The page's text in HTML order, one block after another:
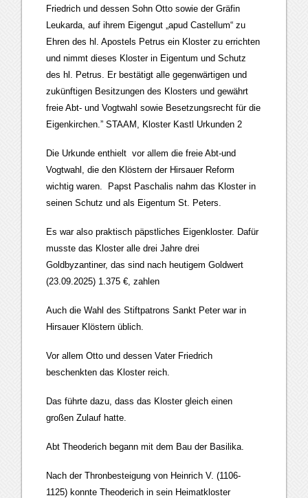
Friedrich und dessen Sohn Otto sowie der Gräfin
Leukarda, auf ihrem Eigengut „apud Castellum“ zu
Ehren des hl. Apostels Petrus ein Kloster zu errichten
und nimmt dieses Kloster in Eigentum und Schutz
des hl. Petrus. Er bestätigt alle gegenwärtigen und
zukünftigen Besitzungen des Klosters und gewährt
freie Abt- und Vogtwahl sowie Besetzungsrecht für die
Eigenkirchen.” STAAM, Kloster Kastl Urkunden 2
Die Urkunde enthielt vor allem die freie Abt-und
Vogtwahl, die den Klöstern der Hirsauer Reform
wichtig waren. Papst Paschalis nahm das Kloster in
seinen Schutz und als Eigentum St. Peters.
Es war also praktisch päpstliches Eigenkloster. Dafür
musste das Kloster alle drei Jahre drei
Goldbyzantiner, das sind nach heutigem Goldwert
(23.09.2025) 1.375 €, zahlen
Auch die Wahl des Stiftpatrons Sankt Peter war in
Hirsauer Klöstern üblich.
Vor allem Otto und dessen Vater Friedrich
beschenkten das Kloster reich.
Das führte dazu, dass das Kloster gleich einen
großen Zulauf hatte.
Abt Theoderich begann mit dem Bau der Basilika.
Nach der Thronbesteigung von Heinrich V. (1106-
1125) konnte Theoderich in sein Heimatkloster